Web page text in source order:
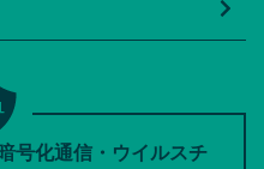
号化通信・ウイルスチ